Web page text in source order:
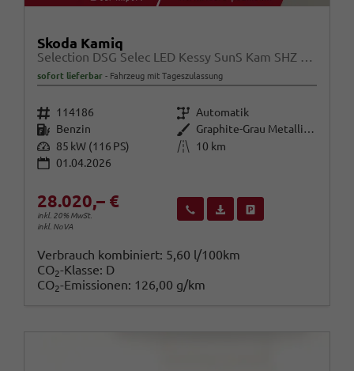
Skoda Kamiq
Selection DSG Selec LED Kessy SunS Kam SHZ Temp PDC
sofort lieferbar Fahrzeug mit Tageszulassung
Fahrzeugnr. 114186 Getriebe Automatik
Kraftstoff Benzin Außenfarbe
Graphite-Grau Metallic / Dach in
Leistung 85 kW (116 PS) Kilometerstand
10 km
01.04.2026
28.020,– €
inkl. 20% MwSt.
inkl. NoVA
Wir rufen Sie anFahrzeugexposé (PDF)
Verbrauch kombiniert: 5,60 l/100km
CO2-Klasse: D
CO2-Emissionen: 126,00 g/km